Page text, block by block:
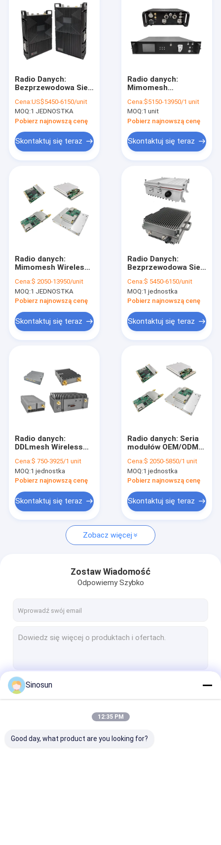
Wycieczka po fabryce
Blog
Sieć radiowa mesh
Łącze danych/wideo HD/przemysłowe sieci bezprzewodowe
Radio Danych:
Bezprzewodowa Sieć
Mimomesh - Seria
Potężny Plecak
Cena:US$5450-6150/unit
MOQ:1 JEDNOSTKA
Pobierz najnowszą cenę
Skontaktuj się teraz
Radio danych:
Mimomesh
Mesh/Łącze Danych -
Standardowe dla
Pojazdów/Seria do
Montażu w Szafie
Cena:$5150-13950/1 unit
MOQ:1 unit
Pobierz najnowszą cenę
Skontaktuj się teraz
Radio danych:
Mimomesh Wireless
Abundant OEM/ODM
Module Series
Cena:$ 2050-13950/unit
MOQ:1 JEDNOSTKA
Pobierz najnowszą cenę
Skontaktuj się teraz
Radio Danych:
Bezprzewodowa Sieć
Łącze Danych - Seria
Stabilna do
Zastosowań
Cena:$ 5450-6150/unit
MOQ:1 jednostka
Pobierz najnowszą cenę
Skontaktuj się teraz
Radio danych:
DDLmesh Wireless
Airborne Series-Ultra
Long Range、Low
latency、Low Cost
Data Transmission
Wielokanałowy link
danych
Cena:$ 750-3925/1 unit
MOQ:1 jednostka
Pobierz najnowszą cenę
Skontaktuj się teraz
Radio danych: Seria
modułów OEM/ODM
Mesh/Data Link -
Ultra daleki zasięg,
niskie opóźnienia,
transmisja wideo HD i
danych na duże
odległości,
wielokanałowe łącze
danych
Cena:$ 2050-5850/1 unit
MOQ:1 jednostka
Pobierz najnowszą cenę
Skontaktuj się teraz
Zobacz więcej
Zostaw Wiadomość
Odpowiemy Szybko
Sinosun
12:35 PM
Good day, what product are you looking for?